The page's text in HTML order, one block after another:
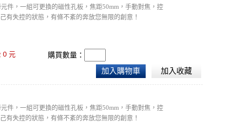
件，一組可更換的磁性孔板，焦距50mm，手動對焦，控
有失控的狀態，有條不紊的奔放您無限的創意！
0元 購買數量：
加入購物車 加入收藏
件，一組可更換的磁性孔板，焦距50mm，手動對焦，控
有失控的狀態，有條不紊的奔放您無限的創意！